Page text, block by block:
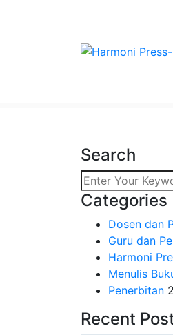
Shop
Search
Categories
Dosen dan
Guru dan
Harmoni
Menulis
Penerbitan 2
Recent